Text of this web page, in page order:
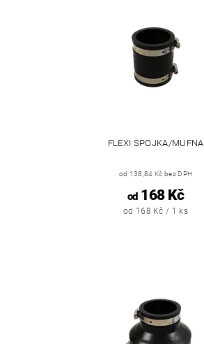
FLEXI SPOJKA/MUFNA
od 138,84 Kč bez DPH
od168 Kč
od 168 Kč / 1 ks